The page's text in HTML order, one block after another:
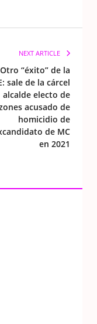
NEXT ARTICLE
Otro “éxito” de la
sale de la cárcel
alcalde electo de
acusado de
homicidio de
de MC
en 2021